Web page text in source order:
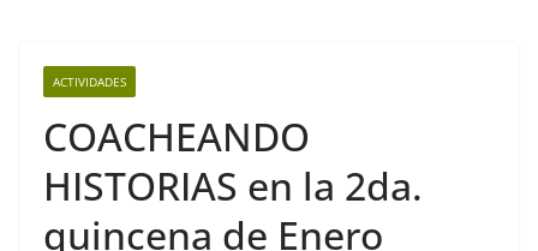
ACTIVIDADES
COACHEANDO
HISTORIAS en la 2da.
quincena de Enero